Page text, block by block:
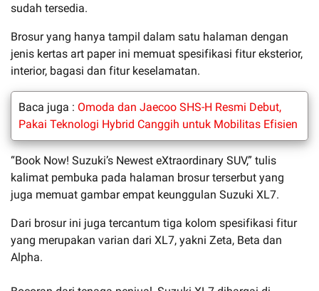
sudah tersedia.
Brosur yang hanya tampil dalam satu halaman dengan
jenis kertas art paper ini memuat spesifikasi fitur eksterior,
interior, bagasi dan fitur keselamatan.
Baca juga : Omoda dan Jaecoo SHS-H Resmi Debut,
Pakai Teknologi Hybrid Canggih untuk Mobilitas Efisien
“Book Now! Suzuki’s Newest eXtraordinary SUV,” tulis
kalimat pembuka pada halaman brosur terserbut yang
juga memuat gambar empat keunggulan Suzuki XL7.
Dari brosur ini juga tercantum tiga kolom spesifikasi fitur
yang merupakan varian dari XL7, yakni Zeta, Beta dan
Alpha.